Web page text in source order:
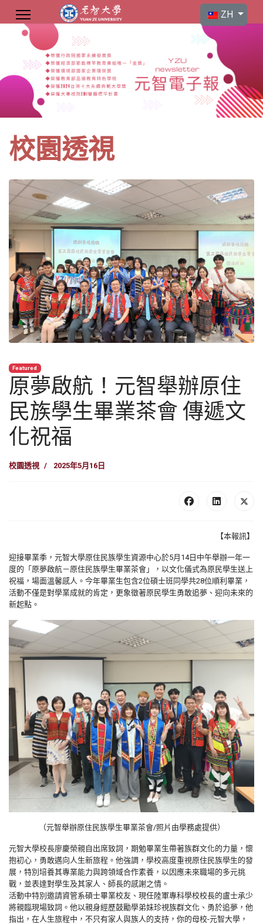
選擇你的語言
ZH
校園透視
Featured
原夢啟航！元智舉辦原住
民族學生畢業茶會 傳遞文
化祝福
校園透視 2025年5月16日
【本報訊】
迎接畢業季，元智大學原住民族學生資源中心於5月14日中午舉辦一年一
度的「原夢啟航－原住民族學生畢業茶會」，以文化儀式為原民學生送上
祝福，場面溫馨感人。今年畢業生包含2位碩士班同學共28位順利畢業，
活動不僅是對學業成就的肯定，更象徵著原民學生勇敢追夢、迎向未來的
新起點。
（元智舉辦原住民族學生畢業茶會/照片由學務處提供）
元智大學校長廖慶榮親自出席致詞，期勉畢業生帶著族群文化的力量，懷
抱初心，勇敢邁向人生新旅程。他強調，學校高度重視原住民族學生的發
展，特別培養其專業能力與跨領域合作素養，以因應未來職場的多元挑
戰，並表達對學生及其家人、師長的感謝之情。
活動中特別邀請資管系碩士畢業校友、現任陸軍專科學校校長的盧士承少
將親臨現場致詞。他以親身經歷鼓勵學弟妹珍視族群文化、勇於追夢，他
指出，在人生旅程中，不只有家人與族人的支持，你的母校-元智大學，